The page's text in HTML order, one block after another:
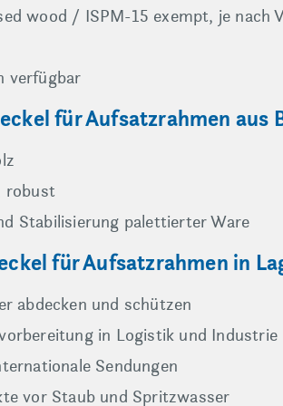
wood / ISPM-15 exempt, je nach
verfügbar
für Aufsatzrahmen aus
robust
Stabilisierung palettierter Ware
für Aufsatzrahmen in
abdecken und schützen
in Logistik und Industrie
Sendungen
vor Staub und Spritzwasser